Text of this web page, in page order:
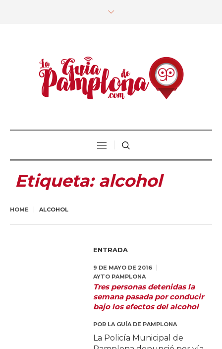
Etiqueta: alcohol
HOME ALCOHOL
ENTRADA
9 DE MAYO DE 2016
AYTO PAMPLONA
Tres personas detenidas la
semana pasada por conducir
bajo los efectos del alcohol
POR LA GUÍA DE PAMPLONA
La Policía Municipal de